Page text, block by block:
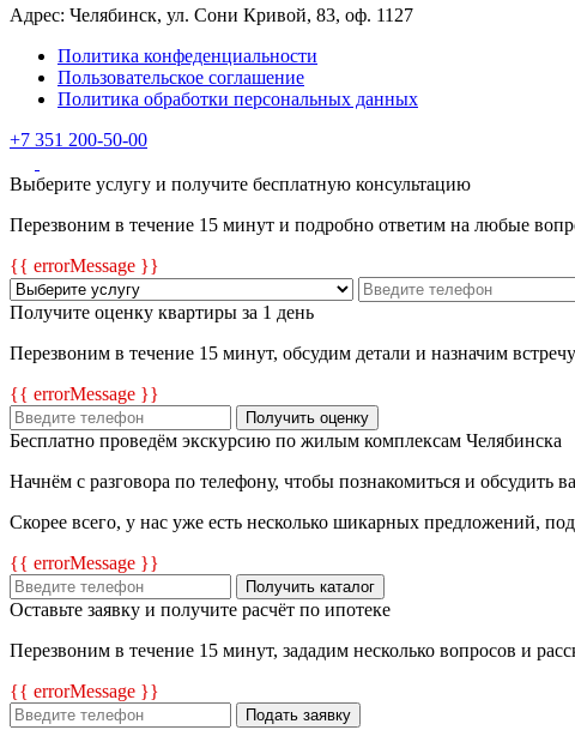
Адрес: Челябинск, ул. Сони Кривой, 83, оф. 1127
Политика конфеденциальности
Пользовательское соглашение
Политика обработки персональных данных
+7 351 200-50-00
Выберите услугу и получите бесплатную консультацию
Перезвоним в течение 15 минут и подробно ответим на любые
{{ errorMessage }}
Получите оценку квартиры за 1 день
Перезвоним в течение 15 минут, обсудим детали и назначим
{{ errorMessage }}
Получить оценку
Бесплатно проведём экскурсию по жилым комплексам Челябинска
Начнём с разговора по телефону, чтобы познакомиться и обсудить
Скорее всего, у нас уже есть несколько шикарных предложений,
{{ errorMessage }}
Получить каталог
Оставьте заявку и получите расчёт по ипотеке
Перезвоним в течение 15 минут, зададим несколько вопросов и
{{ errorMessage }}
Подать заявку